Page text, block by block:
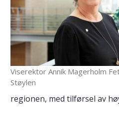
Viserektor Annik Magerholm
Støylen
regionen, med tilførsel av